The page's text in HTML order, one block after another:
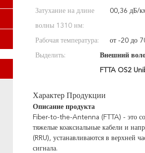
Затухание на длине
волны 1310 нм:
00,36 дБ/
Рабочая температура: от -20 до
Выделить: Внешний
FTTA OS2
Характер Продукции
Описание продукта
Fiber-to-the-Antenna (FTTA) - это
тяжелые коаксиальные кабели и
(RRU), устанавливаются в верхней
сигнала.